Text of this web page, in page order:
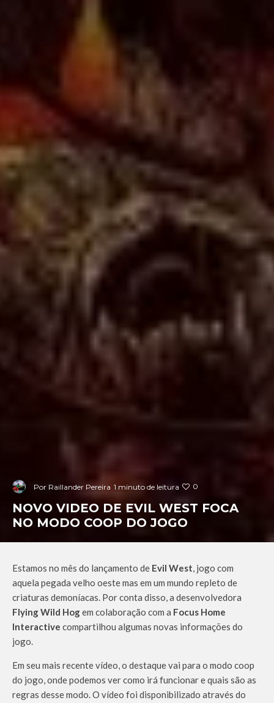
Por Raillander Pereira 1 minuto de leitura 0
NOVO VIDEO DE EVIL WEST FOCA
NO MODO COOP DO JOGO
Estamos no mês do lançamento de Evil West, jogo com
aquela pegada velho oeste mas em um mundo repleto de
criaturas demoníacas. Por conta disso, a desenvolvedora
Flying Wild Hogem colaboração com a Focus Home
Interactive compartilhou algumas novas informações do
jogo.
Em seu mais recente vídeo, o destaque vai para o modo coop
do jogo, onde podemos ver como irá funcionar e quais são as
regras desse modo. O vídeo foi disponibilizado através do